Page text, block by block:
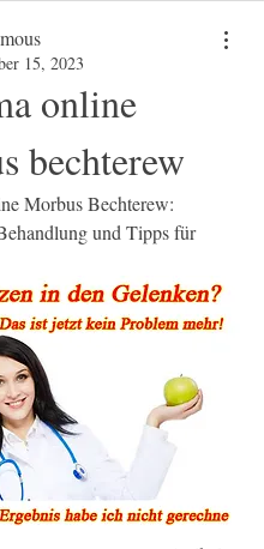
15, 2023
online
bechterew
Morbus Bechterew:
und Tipps für